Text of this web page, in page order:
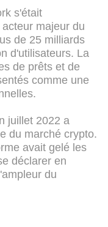
s'était
majeur du
de 25 milliards
d'utilisateurs. La
de prêts et de
comme une
juillet 2022 a
du marché crypto.
avait gelé les
déclarer en
du